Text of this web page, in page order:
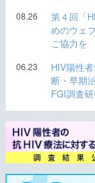
08.26
第４回「
めのウェ
ご協力を
06.23
HIV陽性
断・早期
FGI調査